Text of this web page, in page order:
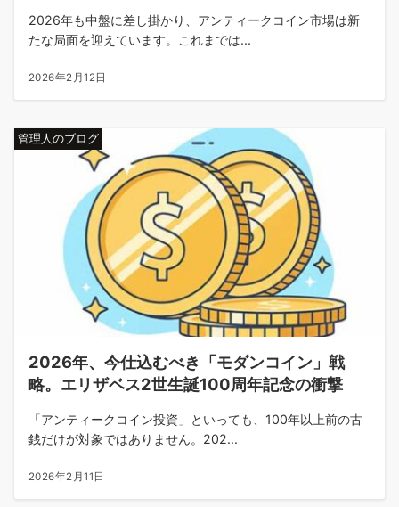
2026年も中盤に差し掛かり、アンティークコイン市場は新
たな局面を迎えています。これまでは...
2026年2月12日
管理人のブログ
2026年、今仕込むべき「モダンコイン」戦
略。エリザベス2世生誕100周年記念の衝撃
「アンティークコイン投資」といっても、100年以上前の古
銭だけが対象ではありません。202...
2026年2月11日